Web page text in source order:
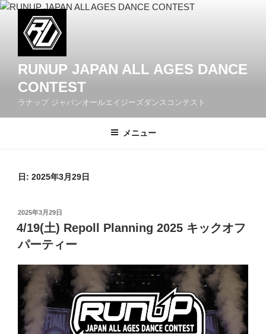
コ
ッ
RUNUP JAPAN ALL AGES DANCE
CONTEST
ラナップ ジャパンオールエイジーズダンスコンテスト
メニュー
日: 2025年3月29日
投
稿
日:
2025年3月29日
4/19(土) Repoll Planning 2025 キックオフ
パーティー